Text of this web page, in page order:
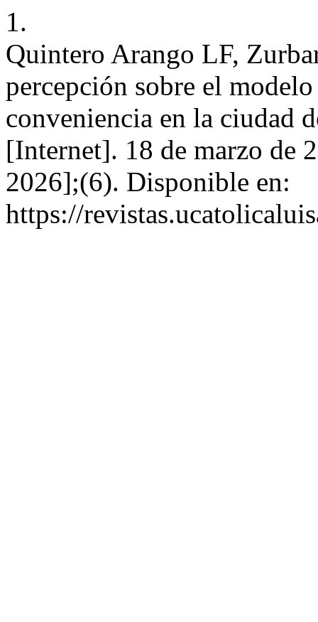
1.
Quintero Arango LF,
percepción sobre el
conveniencia en la ciudad
[Internet]. 18 de marzo de
2026];(6). Disponible en:
https://